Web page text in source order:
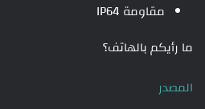
مقاومة IP64
ما رأيكم بالهاتف؟
المصدر